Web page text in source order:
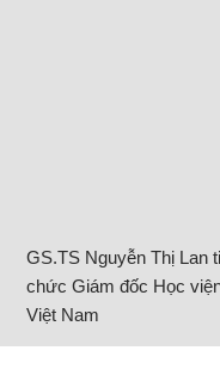
GS.TS Nguyễn Thị Lan
chức Giám đốc Học
Việt Nam